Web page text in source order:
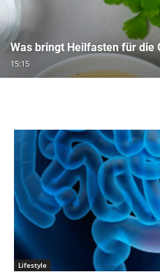
Was bringt Heilfasten für die
15:15
Lifestyle